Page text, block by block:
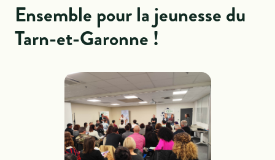
Ensemble pour la jeunesse du
Tarn-et-Garonne !